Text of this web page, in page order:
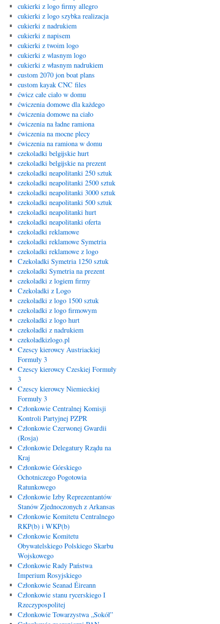
cukierki z logo firmy allegro
cukierki z logo szybka realizacja
cukierki z nadrukiem
cukierki z napisem
cukierki z twoim logo
cukierki z wlasnym logo
cukierki z własnym nadrukiem
custom 2070 jon boat plans
custom kayak CNC files
ćwicz całe ciało w domu
ćwiczenia domowe dla każdego
ćwiczenia domowe na ciało
ćwiczenia na ładne ramiona
ćwiczenia na mocne plecy
ćwiczenia na ramiona w domu
czekoladki belgijskie hurt
czekoladki belgijskie na prezent
czekoladki neapolitanki 250 sztuk
czekoladki neapolitanki 2500 sztuk
czekoladki neapolitanki 3000 sztuk
czekoladki neapolitanki 500 sztuk
czekoladki neapolitanki hurt
czekoladki neapolitanki oferta
czekoladki reklamowe
czekoladki reklamowe Symetria
czekoladki reklamowe z logo
Czekoladki Symetria 1250 sztuk
czekoladki Symetria na prezent
czekoladki z logiem firmy
Czekoladki z Logo
czekoladki z logo 1500 sztuk
czekoladki z logo firmowym
czekoladki z logo hurt
czekoladki z nadrukiem
czekoladkizlogo.pl
Czescy kierowcy Austriackiej
Formuły 3
Czescy kierowcy Czeskiej Formuły
3
Czescy kierowcy Niemieckiej
Formuły 3
Członkowie Centralnej Komisji
Kontroli Partyjnej PZPR
Członkowie Czerwonej Gwardii
(Rosja)
Członkowie Delegatury Rządu na
Kraj
Członkowie Górskiego
Ochotniczego Pogotowia
Ratunkowego
Członkowie Izby Reprezentantów
Stanów Zjednoczonych z Arkansas
Członkowie Komitetu Centralnego
RKP(b) i WKP(b)
Członkowie Komitetu
Obywatelskiego Polskiego Skarbu
Wojskowego
Członkowie Rady Państwa
Imperium Rosyjskiego
Członkowie Seanad Éireann
Członkowie stanu rycerskiego I
Rzeczypospolitej
Członkowie Towarzystwa „Sokół”